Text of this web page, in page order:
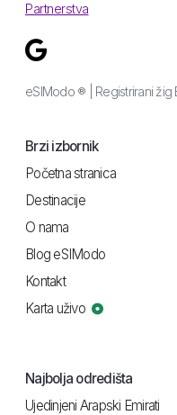
Partnerstva
eSIModo ® | Registrirani žig
Brzi izbornik
Početna stranica
Destinacije
O nama
Blog eSIModo
Kontakt
Karta uživo
Najbolja odredišta
Ujedinjeni Arapski Emirati